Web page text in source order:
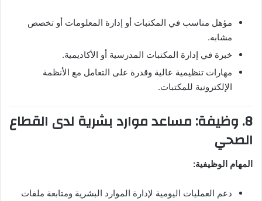
مؤهل مناسب في المكتبات أو إدارة المعلومات أو تخصص
مشابه.
خبرة في إدارة المكتبات المدرسية أو الأكاديمية.
مهارات تنظيمية عالية وقدرة على التعامل مع الأنظمة
الإلكترونية للمكتبات.
8. وظيفة: مساعد موارد بشرية لدى القطاع
الصحي
المهام الوظيفية:
دعم العمليات اليومية لإدارة الموارد البشرية ومتابعة ملفات